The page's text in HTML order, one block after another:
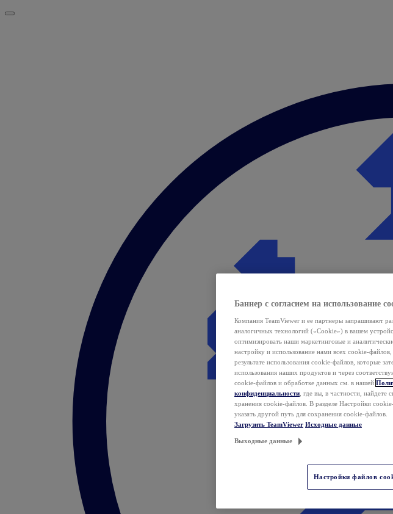
Баннер с согласием на использование
Компания TeamViewer и ее партнеры запрашивают
аналогичных технологий («Cookie») в вашем
оптимизировать наши маркетинговые и
настройку и использование нами всех cookie-
результате использования cookie-файлов, которые
использования наших продуктов и через
cookie-файлов и обработке данных см. в нашей
конфиденциальности , где вы, в частности,
хранения cookie-файлов. В разделе Настройки
указать другой путь для сохранения cookie-файлов.
Загрузить TeamViewer Исходные данные
Выходные данные
Настройки файлов